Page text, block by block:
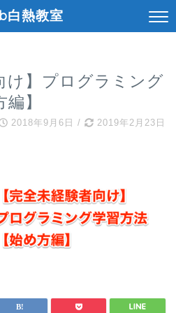
白熱教室
け】プログラミング
】
2018年9月6日 / 2019年2月23日